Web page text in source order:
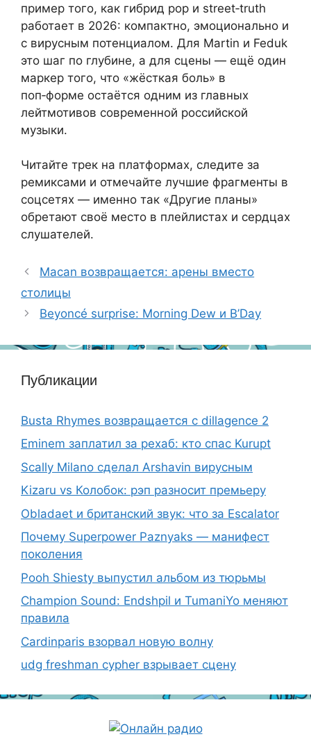
пример того, как гибрид pop и street‑truth
работает в 2026: компактно, эмоционально и
с вирусным потенциалом. Для Martin и Feduk
это шаг по глубине, а для сцены — ещё один
маркер того, что «жёсткая боль» в
поп‑форме остаётся одним из главных
лейтмотивов современной российской
музыки.
Читайте трек на платформах, следите за
ремиксами и отмечайте лучшие фрагменты в
соцсетях — именно так «Другие планы»
обретают своё место в плейлистах и сердцах
слушателей.
Macan возвращается: арены вместо
столицы
Beyoncé surprise: Morning Dew и B’Day
Публикации
Busta Rhymes возвращается с dillagence 2
Eminem заплатил за рехаб: кто спас Kurupt
Scally Milano сделал Arshavin вирусным
Kizaru vs Колобок: рэп разносит премьеру
Obladaet и британский звук: что за Escalator
Почему Superpower Paznyaks — манифест
поколения
Pooh Shiesty выпустил альбом из тюрьмы
Champion Sound: Endshpil и TumaniYo меняют
правила
Cardinparis взорвал новую волну
udg freshman cypher взрывает сцену